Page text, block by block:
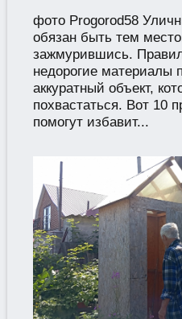
фото Progorod58
обязан быть тем
зажмурившись.
недорогие материалы
аккуратный объект,
похвастаться. Вот 10
помогут избавит...